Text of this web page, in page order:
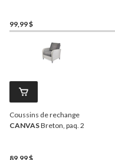
99,99 $
Coussins de rechange
CANVASBreton, paq. 2
89,99 $